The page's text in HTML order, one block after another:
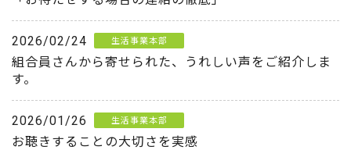
2026/02/24 生活事業本部
組合員さんから寄せられた、うれしい声をご紹介しま
す。
2026/01/26 生活事業本部
お聴きすることの大切さを実感